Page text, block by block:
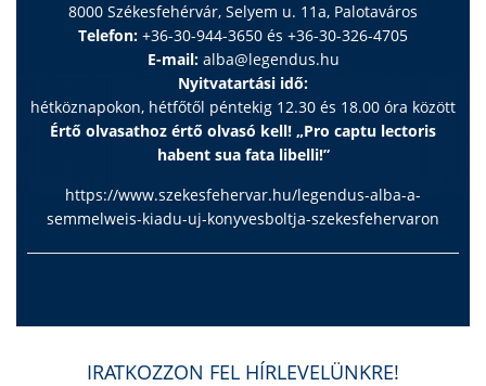
8000 Székesfehérvár, Selyem u. 11a, Palotaváros
Telefon: +36-30-944-3650 és +36-30-326-4705
E-mail: alba@legendus.hu
Nyitvatartási idő:
hétköznapokon, hétfőtől péntekig 12.30 és 18.00 óra között
Értő olvasathoz értő olvasó kell! „Pro captu lectoris
habent sua fata libelli!”
https://www.szekesfehervar.hu/legendus-alba-a-
semmelweis-kiadu-uj-konyvesboltja-szekesfehervaron
IRATKOZZON FEL HÍRLEVELÜNKRE!